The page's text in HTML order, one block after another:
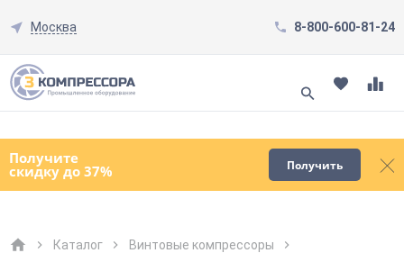
Москва 8-800-600-81-24
Получите
скидку до 37% Получить
Смотреть все товары
Каталог
Винтовые компрессоры